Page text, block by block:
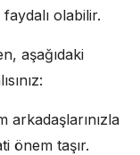
olabilir.
aşağıdaki
arkadaşlarınızla
önem taşır.